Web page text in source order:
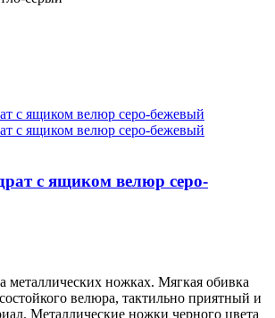
с ящиком велюр серо-
ножках. Мягкая обивка
велюра, тактильно приятный и
Металлические ножки черного цвета